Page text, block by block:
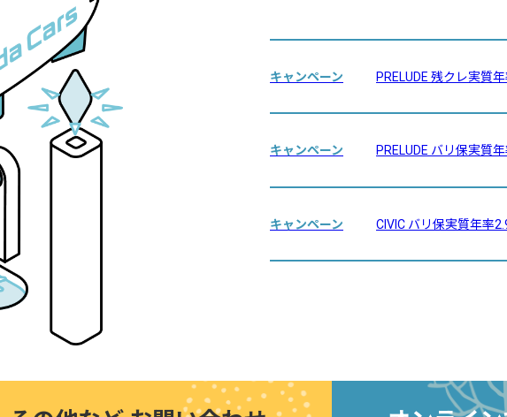
キャンペーン PRELUDE 残クレ実質
キャンペーン PRELUDE バリ保実質
キャンペーン CIVIC バリ保実質年率